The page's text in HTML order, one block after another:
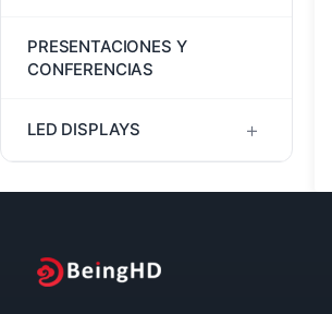
JEP2000 Extenders
Controladores de pared para
TV
HDMI Switchers
PRESENTACIONES Y
CONFERENCIAS
LED DISPLAYS +
Outdoor LED Displays